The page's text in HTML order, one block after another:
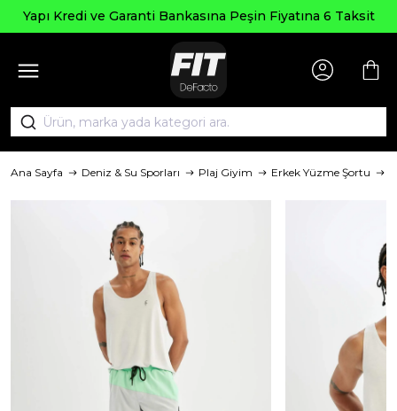
Yapı Kredi ve Garanti Bankasına Peşin Fiyatına 6 Taksit
Ana Sayfa Deniz & Su Sporları Plaj Giyim Erkek Yüzme Şortu